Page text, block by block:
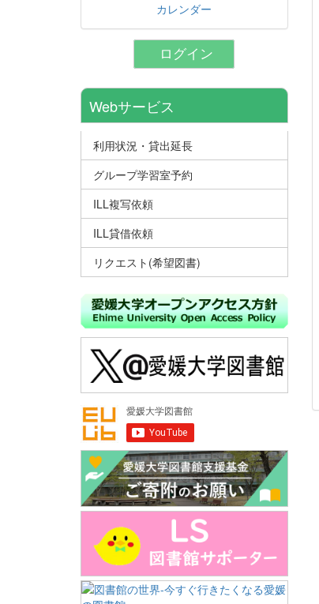
カレンダー
ログイン
Webサービス
利用状況・貸出延長
グループ学習室予約
ILL複写依頼
ILL貸借依頼
リクエスト(希望図書)